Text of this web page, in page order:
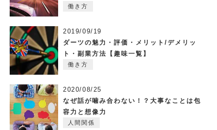
働き方
2019/09/19
ダーツの魅力・評価・メリット/デメリッ
ト・副業方法【趣味一覧】
働き方
2020/08/25
なぜ話が噛み合わない！？大事なことは包
容力と想像力
人間関係